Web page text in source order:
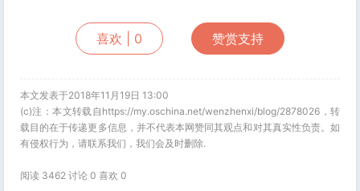
喜欢 | 0 赞赏支持
本文发表于2018年11月19日 13:00
(c)注：本文转载自https://my.oschina.net/wenzhenxi/blog/2878026，转
载目的在于传递更多信息，并不代表本网赞同其观点和对其真实性负责。如
有侵权行为，请联系我们，我们会及时删除.
阅读 3462 讨论 0 喜欢 0